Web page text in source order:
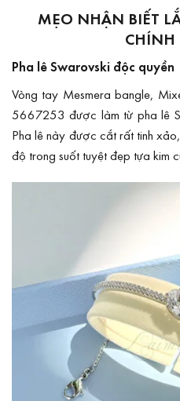
MẸO NHẬN BIẾT
Pha lê Swarovski độc quyền
Vòng tay Mesmera bangle,
5667253 được làm từ pha lê
Pha lê này được cắt rất tinh
độ trong suốt tuyệt đẹp tựa kim